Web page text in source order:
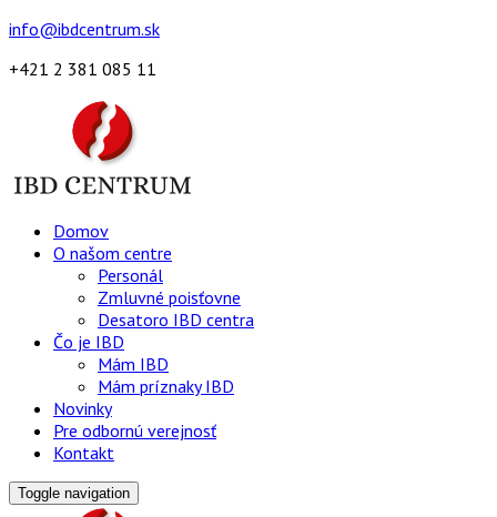
info@ibdcentrum.sk
+421 2 381 085 11
Domov
O našom centre
Personál
Zmluvné poisťovne
Desatoro IBD centra
Čo je IBD
Mám IBD
Mám príznaky IBD
Novinky
Pre odbornú verejnosť
Kontakt
Toggle navigation